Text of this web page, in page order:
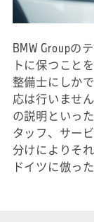
BMW Groupの
トに保つこと
整備士にしか
応は行いませ
の説明といっ
タッフ、サー
分けによりそ
ドイツに倣っ